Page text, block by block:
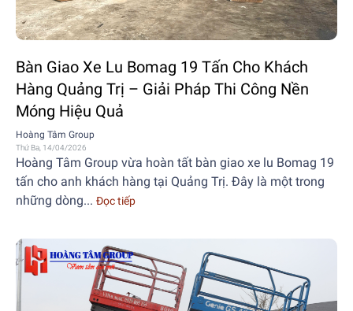
Bàn Giao Xe Lu Bomag 19 Tấn Cho Khách
Hàng Quảng Trị – Giải Pháp Thi Công Nền
Móng Hiệu Quả
Hoàng Tâm Group
Thứ Ba, 14/04/2026
Hoàng Tâm Group vừa hoàn tất bàn giao xe lu Bomag 19
tấn cho anh khách hàng tại Quảng Trị. Đây là một trong
những dòng... Đọc tiếp